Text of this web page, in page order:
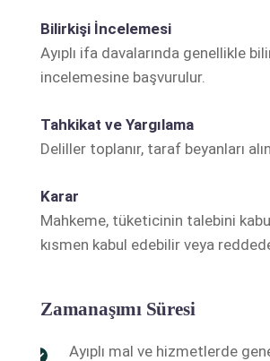
Bilirkişi İncelemesi
Ayıplı ifa davalarında genellikle
incelemesine başvurulur.
Tahkikat ve Yargılama
Deliller toplanır, taraf beyanları
Karar
Mahkeme, tüketicinin talebini
kısmen kabul edebilir veya
Zamanaşımı Süresi
Ayıplı mal ve hizmetlerde